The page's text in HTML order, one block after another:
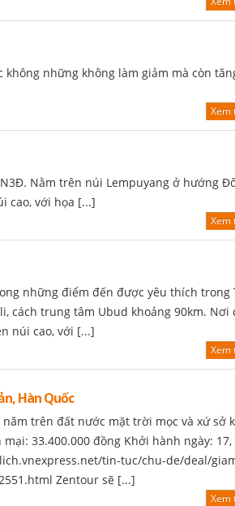
không những không làm giảm mà còn
Xem
Nằm trên núi Lempuyang ở hướng
cao, với họa [...]
Xem
những điểm đến được yêu thích trong
cách trung tâm Ubud khoảng 90km. Nơi
núi cao, với [...]
Xem
Hàn Quốc
trên đất nước mặt trời mọc và xứ sở
33.400.000 đồng Khởi hành ngày: 17,
tin-tuc/chu-de/deal/
Zentour sẽ [...]
Xem